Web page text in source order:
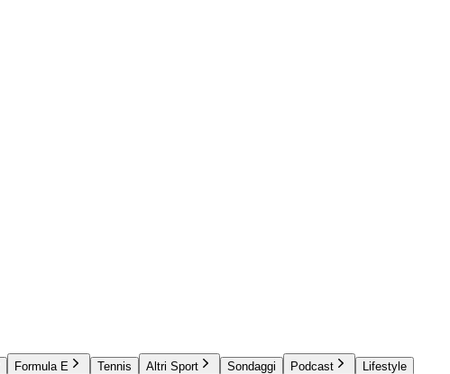
Formula E Tennis Altri Sport Sondaggi Podcast
Lifestyle